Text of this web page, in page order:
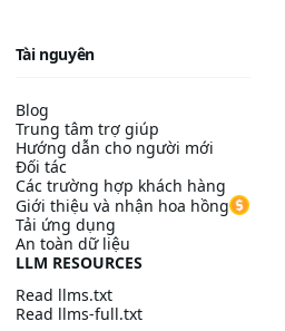
Tài nguyên
Blog
Trung tâm trợ giúp
Hướng dẫn cho người mới
Đối tác
Các trường hợp khách hàng
Giới thiệu và nhận hoa hồng
Tải ứng dụng
An toàn dữ liệu
LLM RESOURCES
Read llms.txt
Read llms-full.txt